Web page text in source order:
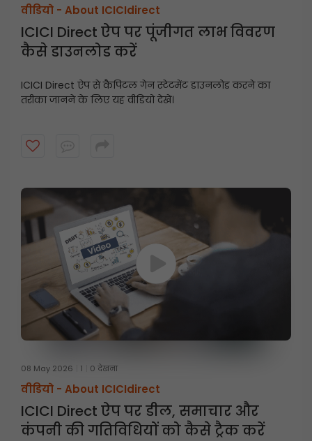
वीडियो - About ICICIdirect
ICICI Direct ऐप पर पूंजीगत लाभ विवरण
कैसे डाउनलोड करें
ICICI Direct ऐप से कैपिटल गेन स्टेटमेंट डाउनलोड करने का
तरीका जानने के लिए यह वीडियो देखें।
08 May 2026 1 0 देखना
वीडियो - About ICICIdirect
ICICI Direct ऐप पर डील, समाचार और
कंपनी की गतिविधियों को कैसे ट्रैक करें